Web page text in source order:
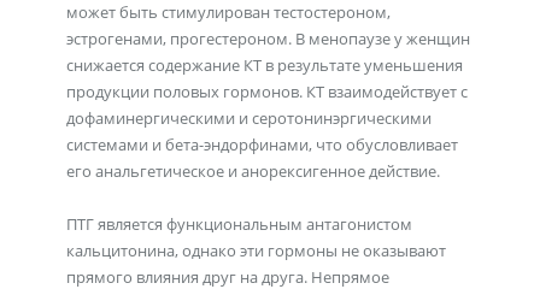
может быть стимулирован тестостероном,
эстрогенами, прогестероном. В менопаузе у женщин
снижается содержание КТ в результате уменьшения
продукции половых гормонов. КТ взаимодействует с
дофаминергическими и серотонинэргическими
системами и бета-эндорфинами, что обусловливает
его анальгетическое и анорексигенное действие.
ПТГ является функциональным антагонистом
кальцитонина, однако эти гормоны не оказывают
прямого влияния друг на друга. Непрямое